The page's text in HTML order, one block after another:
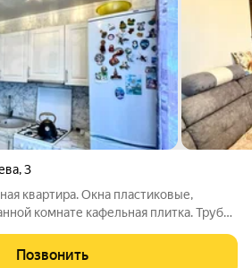
,3
квартира. Окна пластиковые,
комнате кафельная плитка. Трубы
№ 53, школа № 19. Во дворе детская
Позвонить